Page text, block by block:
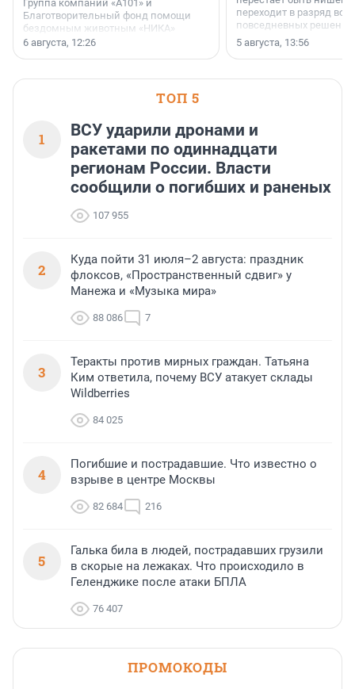
Группа компаний «А101» и
Благотворительный фонд помощи
бездомным животным «НИКА»
заключили соглашение о
6 августа, 12:26
переходит в разряд
повседневных
5 августа, 13:56
ТОП 5
1
ВСУ ударили дронами и
ракетами по одиннадцати
регионам России. Власти
сообщили о погибших и раненых
107 955
2
Куда пойти 31 июля–2 августа: праздник
флоксов, «Пространственный сдвиг» у
Манежа и «Музыка мира»
88 086 7
3
Теракты против мирных граждан. Татьяна
Ким ответила, почему ВСУ атакует склады
Wildberries
84 025
4
Погибшие и пострадавшие. Что известно о
взрыве в центре Москвы
82 684 216
5
Галька била в людей, пострадавших грузили
в скорые на лежаках. Что происходило в
Геленджике после атаки БПЛА
76 407
ПРОМОКОДЫ